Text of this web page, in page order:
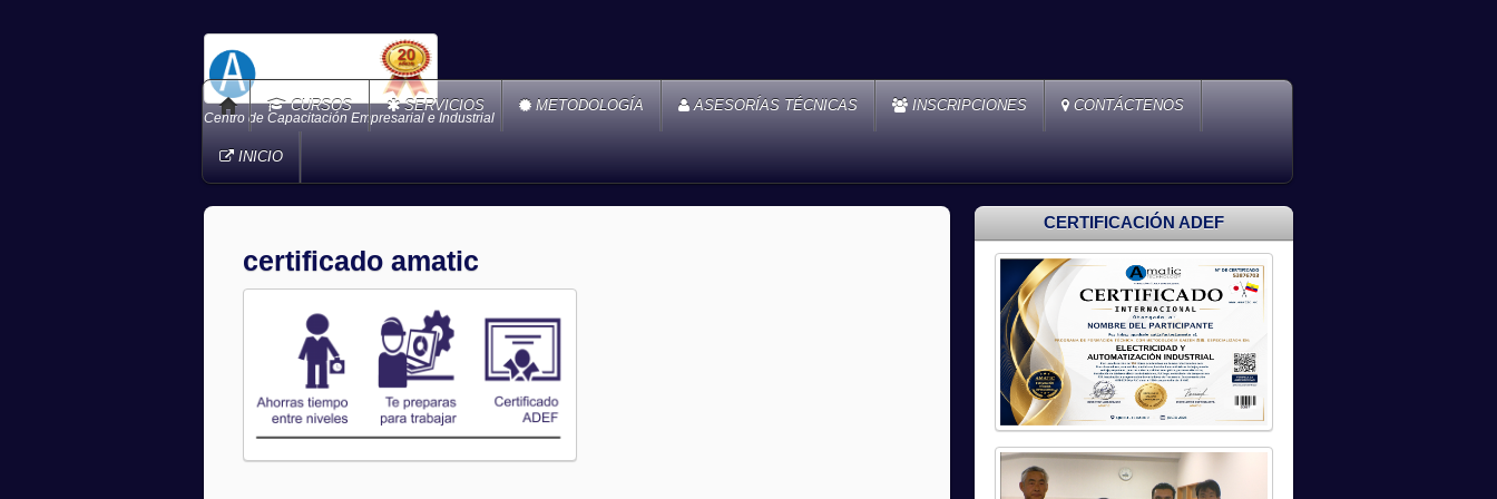
Centro de Capacitación Empresarial e Industrial
CURSOS SERVICIOS METODOLOGÍA ASESORÍAS TÉCNICAS INSCRIPCIONES CONTÁCTENOS
INICIO
certificado amatic
CERTIFICACIÓN ADEF